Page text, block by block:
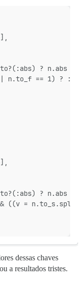
? n.abs :
n.to_f == 1) ?
? n.abs :
((v =
dessas chaves
a resultados tristes.